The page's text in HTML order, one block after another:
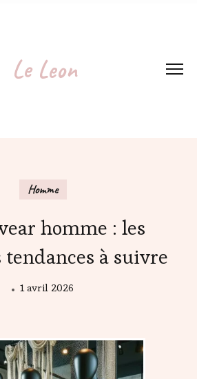
Le Leon
Homme
homme : les
à suivre
1 avril 2026